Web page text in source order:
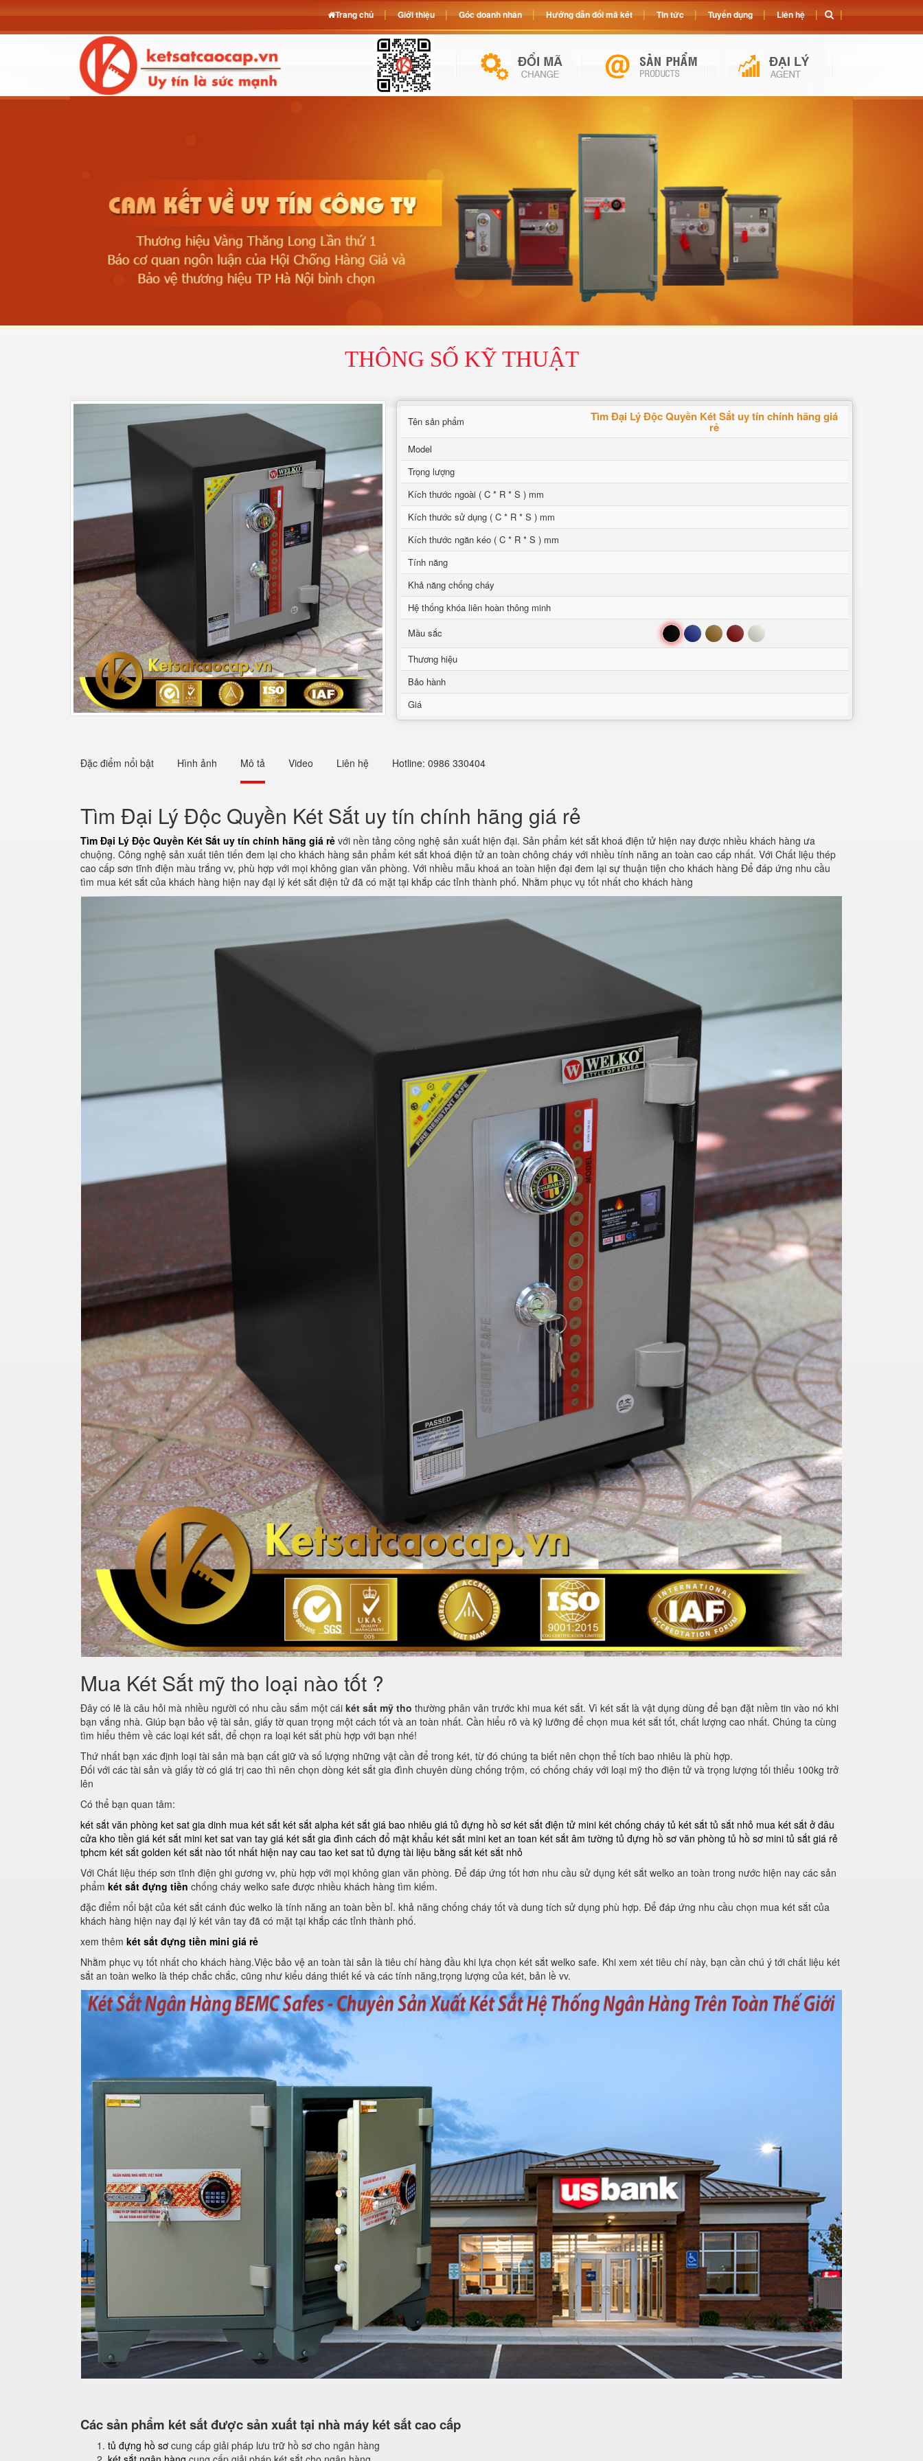
THÔNG SỐ KỸ THUẬT
Tên sản phẩm Tìm Đại Lý Độc Quyền Két Sắt uy tín chính hãng giá
rẻ
Model
Trọng lượng
Kích thước ngoài ( C * R * S ) mm
Kích thước sử dụng ( C * R * S ) mm
Kích thước ngăn kéo ( C * R * S ) mm
Tính năng
Khả năng chống cháy
Hệ thống khóa liên hoàn thông minh
Mầu sắc
Đen Xanh Nâu Đỏ Trắng
Thương hiệu
Bảo hành
Giá
Đặc điểm nổi bật Hình ảnh Mô tả Video Liên hệ Hotline: 0986 330404
Tìm Đại Lý Độc Quyền Két Sắt uy tín chính hãng giá rẻ
Tìm Đại Lý Độc Quyền Két Sắt uy tín chính hãng giá rẻ với nền tảng công nghệ sản xuất hiện đại. Sản phẩm két sắt khoá điện tử hiện nay được nhiều khách hàng ưa
chuộng. Công nghệ sản xuất tiên tiến đem lại cho khách hàng sản phẩm két sắt khoá điện tử an toàn chông cháy với nhiều tính năng an toàn cao cấp nhất. Với Chất liệu thép
cao cấp sơn tĩnh điện màu trắng vv, phù hợp với mọi không gian văn phòng. Với nhiều mẫu khoá an toàn hiện đại đem lại sự thuận tiện cho khách hàng Để đáp ứng nhu cầu
tìm mua két sắt của khách hàng hiện nay đại lý két sắt điện tử đã có mặt tại khắp các tỉnh thành phố. Nhằm phục vụ tốt nhất cho khách hàng
Mua Két Sắt mỹ tho loại nào tốt ?
Đây có lẽ là câu hỏi mà nhiều người có nhu cầu sắm một cái két sắt mỹ tho thường phân vân trước khi mua két sắt. Vì két sắt là vật dụng dùng để bạn đặt niềm tin vào nó khi
bạn vắng nhà. Giúp bạn bảo vệ tài sản, giấy tờ quan trọng một cách tốt và an toàn nhất. Cần hiểu rõ và kỹ lưỡng để chọn mua két sắt tốt, chất lượng cao nhất. Chúng ta cùng
tìm hiểu thêm về các loại két sắt, để chọn ra loại két sắt phù hợp với bạn nhé!
Thứ nhất bạn xác định loại tài sản mà bạn cất giữ và số lượng những vật cần để trong két, từ đó chúng ta biết nên chọn thể tích bao nhiêu là phù hợp.
Đối với các tài sản và giấy tờ có giá trị cao thì nên chọn dòng két sắt gia đình chuyên dùng chống trộm, có chống cháy với loại mỹ tho điện tử và trọng lượng tối thiểu 100kg trở
lên
Có thể bạn quan tâm:
két sắt văn phòng ket sat gia dinh mua két sắt két sắt alpha két sắt giá bao nhiêu giá tủ đựng hồ sơ két sắt điện tử mini két chống cháy tủ két sắt tủ sắt nhỏ mua két sắt ở đâu
cửa kho tiền giá két sắt mini ket sat van tay giá két sắt gia đình cách đổ mật khẩu két sắt mini ket an toan két sắt âm tường tủ đựng hồ sơ văn phòng tủ hồ sơ mini tủ sắt giá rẻ
tphcm két sắt golden két sắt nào tốt nhất hiện nay cau tao ket sat tủ đựng tài liệu bằng sắt két sắt nhỏ
Với Chất liệu thép sơn tĩnh điện ghi gương vv, phù hợp với mọi không gian văn phòng. Để đáp ứng tốt hơn nhu cầu sử dụng két sắt welko an toàn trong nước hiện nay các sản
phẩm két sắt đựng tiền chống cháy welko safe được nhiều khách hàng tìm kiếm.
đặc điểm nổi bật của két sắt cánh đúc welko là tính năng an toàn bền bỉ. khả năng chống cháy tốt và dung tích sử dụng phù hợp. Để đáp ứng nhu cầu chọn mua két sắt của
khách hàng hiện nay đại lý két vân tay đã có mặt tại khắp các tỉnh thành phố.
xem thêm két sắt đựng tiền mini giá rẻ
Nhằm phục vụ tốt nhất cho khách hàng.Việc bảo vệ an toàn tài sản là tiêu chí hàng đầu khi lựa chọn két sắt welko safe. Khi xem xét tiêu chí này, bạn cần chú ý tới chất liệu két
sắt an toàn welko là thép chắc chắc, cũng như kiểu dáng thiết kế và các tính năng,trọng lượng của két, bản lề vv.
Các sản phẩm két sắt được sản xuất tại nhà máy két sắt cao cấp
tủ đựng hồ sơ cung cấp giải pháp lưu trữ hồ sơ cho ngân hàng
Trang chủ Giới thiệu Góc doanh nhân Hướng dẫn đổi mã két Tin tức Tuyển dụng Liên hệ